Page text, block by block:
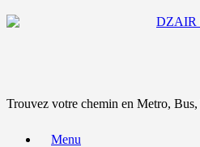
Trouvez votre chemin en Metro,
Menu